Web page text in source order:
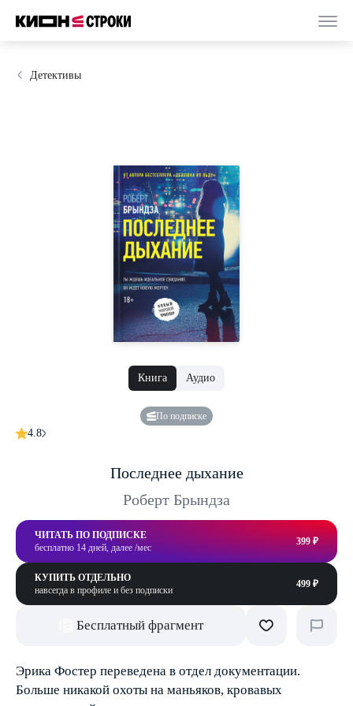
Детективы
Книга Аудио
По подписке
4.8
Последнее дыхание
Роберт Брындза
ЧИТАТЬ ПО ПОДПИСКЕ
бесплатно 14 дней, далее /мес
399 ₽
КУПИТЬ ОТДЕЛЬНО
навсегда в профиле и без подписки
499 ₽
Бесплатный фрагмент
Эрика Фостер переведена в отдел документации.
Больше никакой охоты на маньяков, кровавых